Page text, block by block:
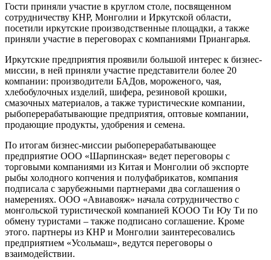
Гости приняли участие в круглом столе, посвященном
сотрудничеству КНР, Монголии и Иркутской области,
посетили иркутские производственные площадки, а также
приняли участие в переговорах с компаниями Приангарья.
Иркутские предприятия проявили большой интерес к бизнес-
миссии, в ней приняли участие представители более 20
компании: производители БАДов, мороженого, чая,
хлебобулочных изделий, шифера, резиновой крошки,
смазочных материалов, а также туристические компании,
рыбоперерабатывающие предприятия, оптовые компании,
продающие продукты, удобрения и семена.
По итогам бизнес-миссии рыбоперерабатывающее
предприятие ООО «Шарпинская» ведет переговоры с
торговыми компаниями из Китая и Монголии об экспорте
рыбы холодного копчения и полуфабрикатов, компания
подписала с зарубежными партнерами два соглашения о
намерениях. ООО «Авиавояж» начала сотрудничество с
монгольской туристической компанией КООО Ти Юу Ти по
обмену туристами – также подписано соглашение. Кроме
этого. партнеры из КНР и Монголии заинтересовались
предприятием «Усольмаш», ведутся переговоры о
взаимодействии.